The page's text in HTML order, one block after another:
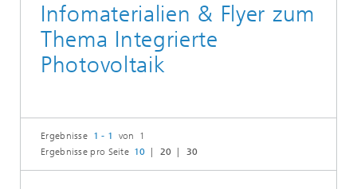
Infomaterialien & Flyer zum
Thema Integrierte
Photovoltaik
Ergebnisse 1 - 1
von 1
Ergebnisse pro Seite 10 20 30